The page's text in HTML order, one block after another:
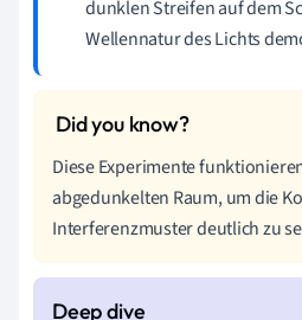
dunklen Streifen auf dem
Wellennatur des Lichts
Diese Experimente
abgedunkelten Raum, um die
Interferenzmuster deutlich zu